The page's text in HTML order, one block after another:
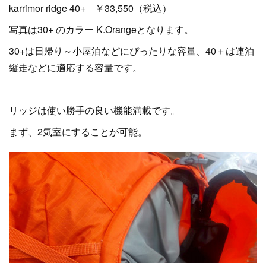
karrimor ridge 40+ ￥33,550（税込）
写真は30+ のカラー K.Orangeとなります。
30+は日帰り～小屋泊などにぴったりな容量、40＋は連泊
縦走などに適応する容量です。
リッジは使い勝手の良い機能満載です。
まず、2気室にすることが可能。